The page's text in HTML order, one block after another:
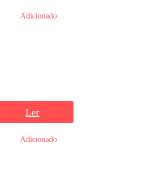
Adicionado
Ler
Adicionado